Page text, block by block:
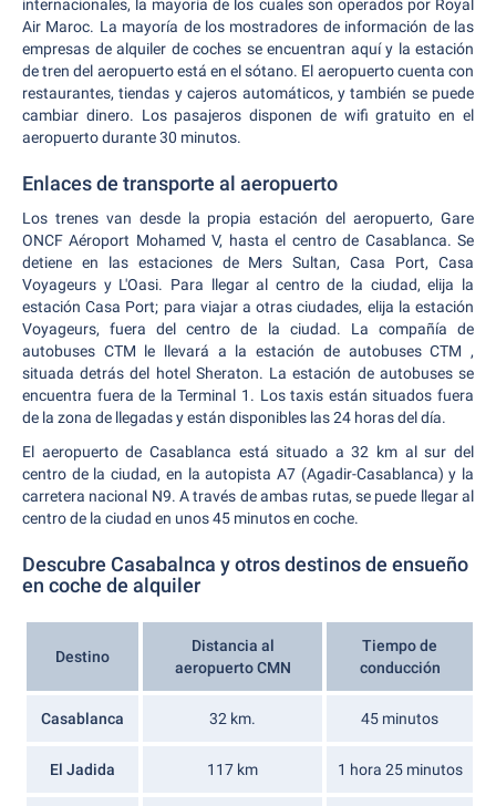
internacionales, la mayoría de los cuales son operados por Royal
Air Maroc. La mayoría de los mostradores de información de las
empresas de alquiler de coches se encuentran aquí y la estación
de tren del aeropuerto está en el sótano. El aeropuerto cuenta con
restaurantes, tiendas y cajeros automáticos, y también se puede
cambiar dinero. Los pasajeros disponen de wifi gratuito en el
aeropuerto durante 30 minutos.
Enlaces de transporte al aeropuerto
Los trenes van desde la propia estación del aeropuerto, Gare
ONCF Aéroport Mohamed V, hasta el centro de Casablanca. Se
detiene en las estaciones de Mers Sultan, Casa Port, Casa
Voyageurs y L'Oasi. Para llegar al centro de la ciudad, elija la
estación Casa Port; para viajar a otras ciudades, elija la estación
Voyageurs, fuera del centro de la ciudad. La compañía de
autobuses CTM le llevará a la estación de autobuses CTM ,
situada detrás del hotel Sheraton. La estación de autobuses se
encuentra fuera de la Terminal 1. Los taxis están situados fuera
de la zona de llegadas y están disponibles las 24 horas del día.
El aeropuerto de Casablanca está situado a 32 km al sur del
centro de la ciudad, en la autopista A7 (Agadir-Casablanca) y la
carretera nacional N9. A través de ambas rutas, se puede llegar al
centro de la ciudad en unos 45 minutos en coche.
Descubre Casabalnca y otros destinos de ensueño
en coche de alquiler
Destino
Distancia al
aeropuerto CMN
Tiempo de
conducción
Casablanca 32 km. 45 minutos
El Jadida 117 km 1 hora 25 minutos